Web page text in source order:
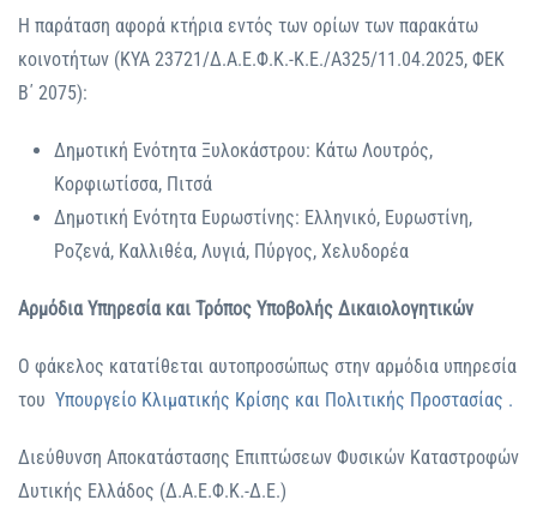
Η παράταση αφορά κτήρια εντός των ορίων των παρακάτω
κοινοτήτων (ΚΥΑ 23721/Δ.Α.Ε.Φ.Κ.-Κ.Ε./Α325/11.04.2025, ΦΕΚ
Β΄ 2075):
Δημοτική Ενότητα Ξυλοκάστρου: Κάτω Λουτρός,
Κορφιωτίσσα, Πιτσά
Δημοτική Ενότητα Ευρωστίνης: Ελληνικό, Ευρωστίνη,
Ροζενά, Καλλιθέα, Λυγιά, Πύργος, Χελυδορέα
Αρμόδια Υπηρεσία και Τρόπος Υποβολής Δικαιολογητικών
Ο φάκελος κατατίθεται αυτοπροσώπως στην αρμόδια υπηρεσία
του Υπουργείο Κλιματικής Κρίσης και Πολιτικής Προστασίας .
Διεύθυνση Αποκατάστασης Επιπτώσεων Φυσικών Καταστροφών
Δυτικής Ελλάδος (Δ.Α.Ε.Φ.Κ.-Δ.Ε.)